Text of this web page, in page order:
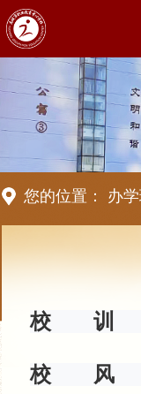
您的位置： 办
校
校